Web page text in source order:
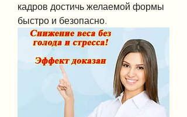
кадров достичь желаемой формы
быстро и безопасно.